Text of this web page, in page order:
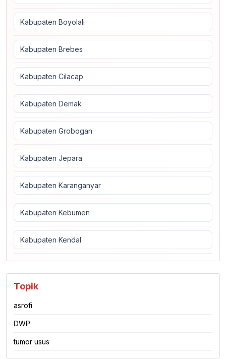
Kabupaten Boyolali
Kabupaten Brebes
Kabupaten Cilacap
Kabupaten Demak
Kabupaten Grobogan
Kabupaten Jepara
Kabupaten Karanganyar
Kabupaten Kebumen
Kabupaten Kendal
Topik
asrofi
DWP
tumor usus